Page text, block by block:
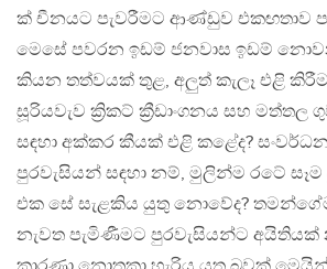
ක් චීනයට පැවරීමට ආණ්ඩුව එකඟතාව
මෙසේ පවරන ඉඩම් ජනවාස ඉඩම්
කියන තත්වයක් තුළ, අලුත් කැලෑ එළි
සූරියවැව ක්‍රිකට් ක්‍රීඩාංගනය සහ
සඳහා අක්කර කීයක් එළි කළේද?
පුරවැසියන් සඳහා නම්, මුලින්ම රටේ
එක සේ සැළකිය යුතු නොවේද?
නැවත පැමිණීමට පුරවැසියන්ට අයිතියක්